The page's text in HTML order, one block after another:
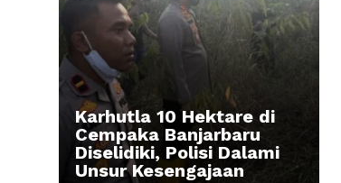
Karhutla 10 Hektare di
Cempaka Banjarbaru
Diselidiki, Polisi Dalami
Unsur Kesengajaan